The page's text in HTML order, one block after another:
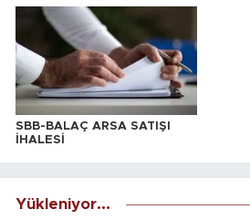
SBB-BALAÇ ARSA SATIŞI
İHALESİ
Yükleniyor...